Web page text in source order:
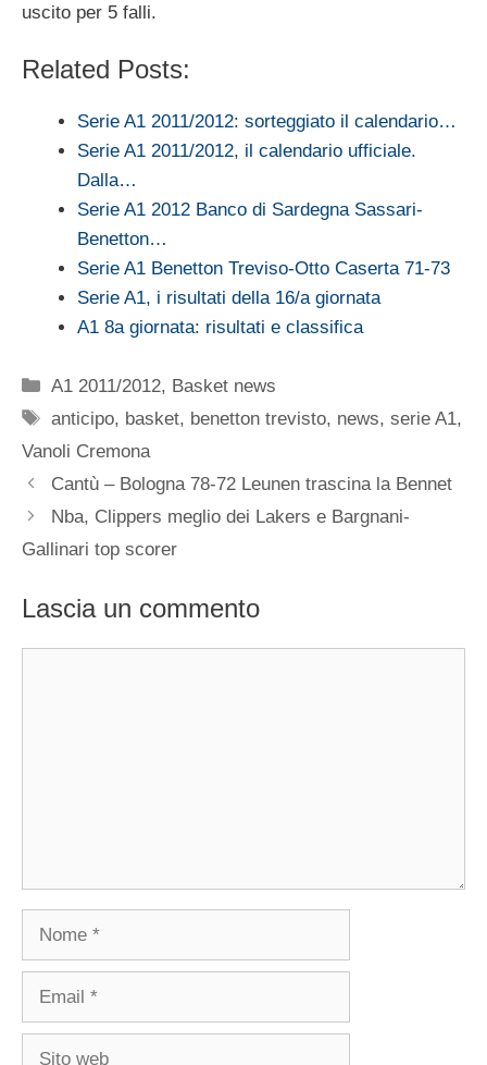
uscito per 5 falli.
Related Posts:
Serie A1 2011/2012: sorteggiato il calendario…
Serie A1 2011/2012, il calendario ufficiale.
Dalla…
Serie A1 2012 Banco di Sardegna Sassari-
Benetton…
Serie A1 Benetton Treviso-Otto Caserta 71-73
Serie A1, i risultati della 16/a giornata
A1 8a giornata: risultati e classifica
Categorie
A1 2011/2012, Basket news
Tag
anticipo, basket, benetton trevisto, news,serie A1,
Vanoli Cremona
Cantù – Bologna 78-72 Leunen trascina la Bennet
Nba, Clippers meglio dei Lakers e Bargnani-
Gallinari top scorer
Lascia un commento
Nome
Email
Sito